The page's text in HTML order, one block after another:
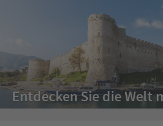
Entdecken Sie die Welt